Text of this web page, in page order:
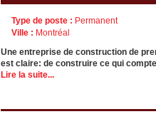
Type de poste : Permanent
Ville : Montréal
Une entreprise de construction de
est claire: de construire ce qui
Lire la suite...